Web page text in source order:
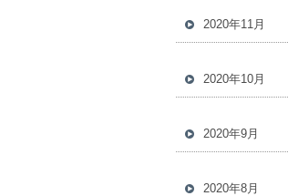
2020年11月
2020年10月
2020年9月
2020年8月